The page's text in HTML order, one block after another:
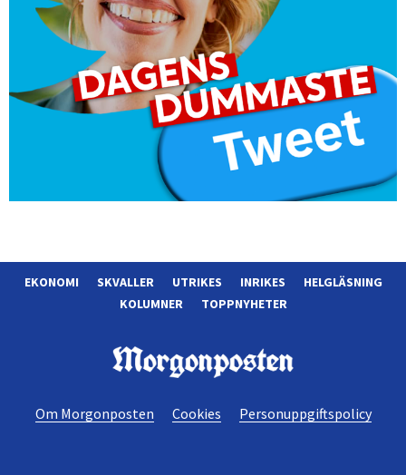
EKONOMI SKVALLER UTRIKES INRIKES
HELGLÄSNING
KOLUMNER
TOPPNYHETER
Om Morgonposten Cookies Personuppgiftspolicy